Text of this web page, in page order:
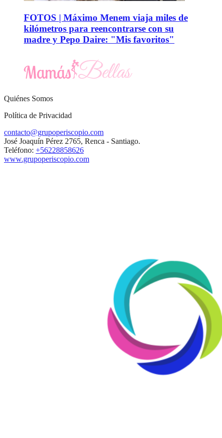
FOTOS | Máximo Menem viaja miles de
kilómetros para reencontrarse con su
madre y Pepo Daire: "Mis favoritos"
Quiénes Somos
Política de Privacidad
contacto@grupoperiscopio.com
José Joaquín Pérez 2765, Renca - Santiago.
Teléfono: +56228858626
www.grupoperiscopio.com